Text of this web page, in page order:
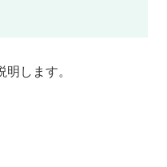
します。